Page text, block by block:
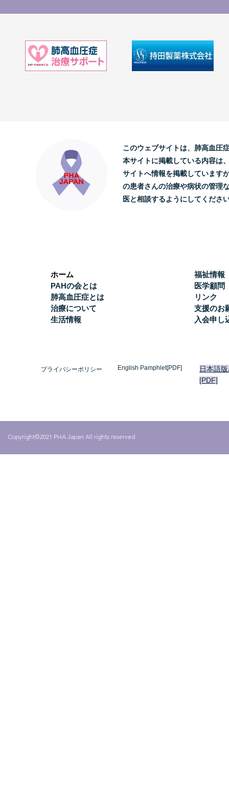
このウェブサイトは、肺高血圧
本サイトに掲載している内容は
サイトへ情報を掲載しています
の患者さんの治療や病状の管理
医と相談するようにしてくださ
ホーム
PAHの会とは
肺高血圧症とは
治療について
生活情報
福祉情報
医学顧問
リンク
支援のお
入会申し
プライバシーポリシー English Pamphlet[PDF]
日本語
[PDF]
Copyright©2021 PHA Japan All rights reserved